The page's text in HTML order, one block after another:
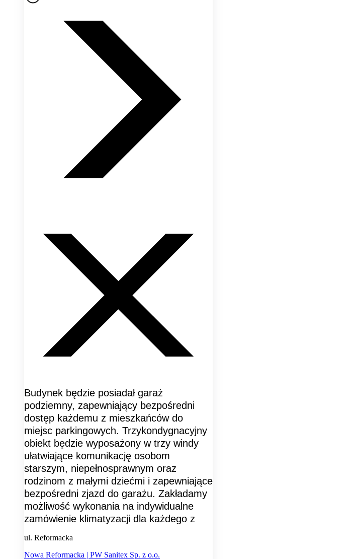
Budynek będzie posiadał garaż
podziemny, zapewniający bezpośredni
dostęp każdemu z mieszkańców do
miejsc parkingowych. Trzykondygnacyjny
obiekt będzie wyposażony w trzy windy
ułatwiające komunikację osobom
starszym, niepełnosprawnym oraz
rodzinom z małymi dziećmi i zapewniające
bezpośredni zjazd do garażu. Zakładamy
możliwość wykonania na indywidualne
zamówienie klimatyzacji dla każdego z
ul. Reformacka
Nowa Reformacka | PW Sanitex Sp. z o.o.